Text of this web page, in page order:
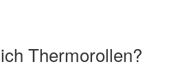
Thermorollen?